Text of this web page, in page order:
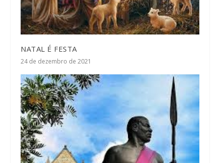
NATAL É FESTA
24 de dezembro de 2021